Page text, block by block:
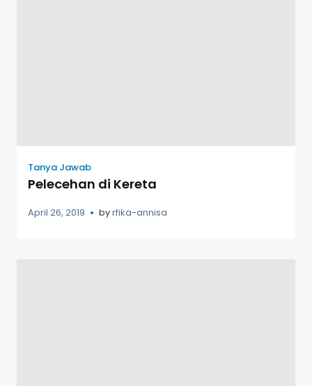
Tanya Jawab
Pelecehan di Kereta
April 26, 2019 byrfika-annisa